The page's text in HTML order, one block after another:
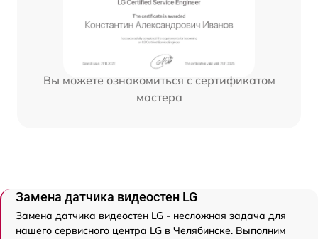
Вы можете ознакомиться с сертификатом
мастера
Замена датчика видеостен LG
Замена датчика видеостен LG - несложная задача для
нашего сервисного центра LG в Челябинске. Выполним